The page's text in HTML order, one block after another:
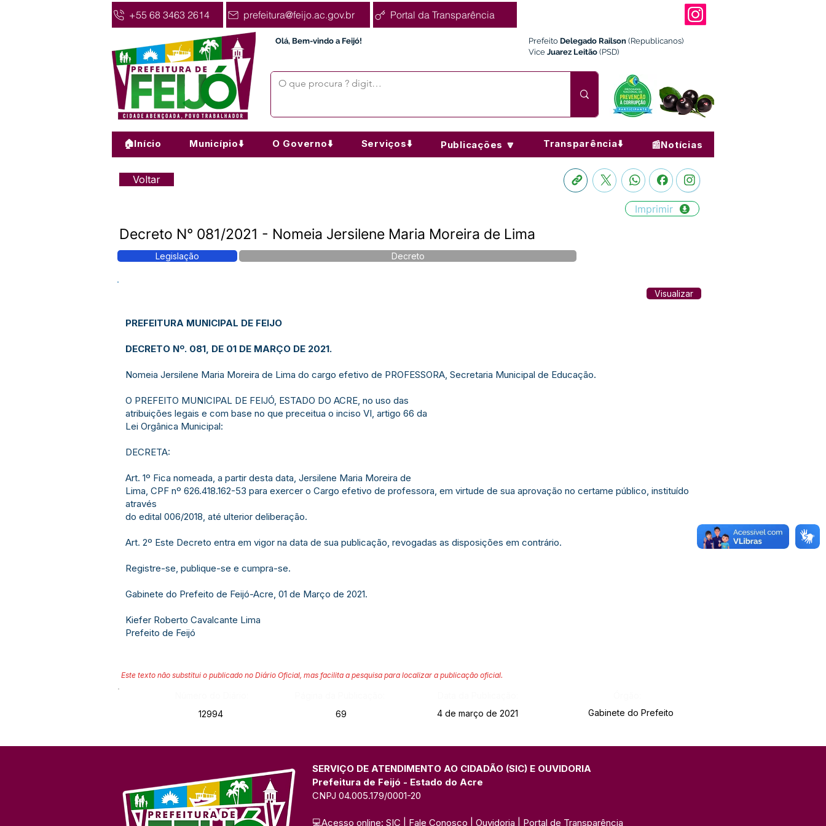
+55 68 3463 2614 prefeitura@feijo.ac.gov.br Portal da Transparência
Olá, Bem-vindo a Feijó! Prefeito Delegado Railson (Republicanos)
Vice Juarez Leitão (PSD)
🏠Início Município⬇️ O Governo⬇️ Serviços⬇️ Publicações 🔽 Transparência⬇️ 📰Notícias
Voltar
Imprimir
Decreto N° 081/2021 - Nomeia Jersilene Maria Moreira de Lima
Legislação Decreto
Visualizar
PREFEITURA MUNICIPAL DE FEIJO
DECRETO Nº. 081, DE 01 DE MARÇO DE 2021.
Nomeia Jersilene Maria Moreira de Lima do cargo efetivo de PROFESSORA, Secretaria Municipal de Educação.
O PREFEITO MUNICIPAL DE FEIJÓ, ESTADO DO ACRE, no uso das
atribuições legais e com base no que preceitua o inciso VI, artigo 66 da
Lei Orgânica Municipal:
DECRETA:
Art. 1º Fica nomeada, a partir desta data, Jersilene Maria Moreira de
Lima, CPF nº 626.418.162-53 para exercer o Cargo efetivo de professora, em virtude de sua aprovação no certame público, instituído
através
do edital 006/2018, até ulterior deliberação.
Art. 2º Este Decreto entra em vigor na data de sua publicação, revogadas as disposições em contrário.
Registre-se, publique-se e cumpra-se.
Gabinete do Prefeito de Feijó-Acre, 01 de Março de 2021.
Kiefer Roberto Cavalcante Lima
Prefeito de Feijó
Este texto não substitui o publicado no Diário Oficial, mas facilita a pesquisa para localizar a publicação oficial.
12994
69 4 de março de 2021 Gabinete do Prefeito
SERVIÇO DE ATENDIMENTO AO CIDADÃO (SIC) E OUVIDORIA
Prefeitura de Feijó - Estado do Acre
CNPJ 04.005.179/0001-20
💻Acesso online: SIC Fale Conosco Ouvidoria Portal de Transparência